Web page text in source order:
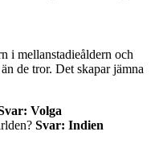
i mellanstadieåldern och
de tror. Det skapar jämna
Volga
Svar: Indien